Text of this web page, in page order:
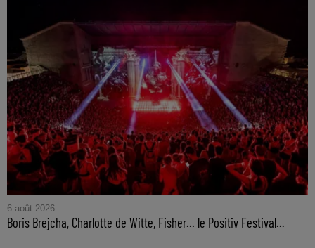
6 août 2026
Boris Brejcha, Charlotte de Witte, Fisher… le Positiv Festival...